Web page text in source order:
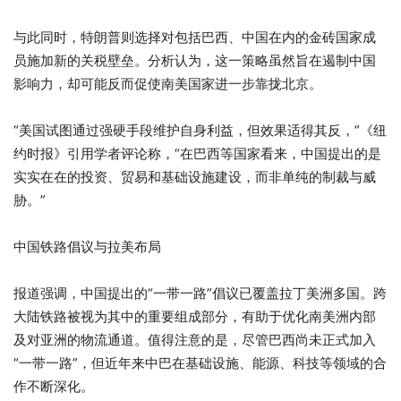
与此同时，特朗普则选择对包括巴西、中国在内的金砖国家成
员施加新的关税壁垒。分析认为，这一策略虽然旨在遏制中国
影响力，却可能反而促使南美国家进一步靠拢北京。
“美国试图通过强硬手段维护自身利益，但效果适得其反，”《纽
约时报》引用学者评论称，“在巴西等国家看来，中国提出的是
实实在在的投资、贸易和基础设施建设，而非单纯的制裁与威
胁。”
中国铁路倡议与拉美布局
报道强调，中国提出的“一带一路”倡议已覆盖拉丁美洲多国。跨
大陆铁路被视为其中的重要组成部分，有助于优化南美洲内部
及对亚洲的物流通道。值得注意的是，尽管巴西尚未正式加入
“一带一路”，但近年来中巴在基础设施、能源、科技等领域的合
作不断深化。